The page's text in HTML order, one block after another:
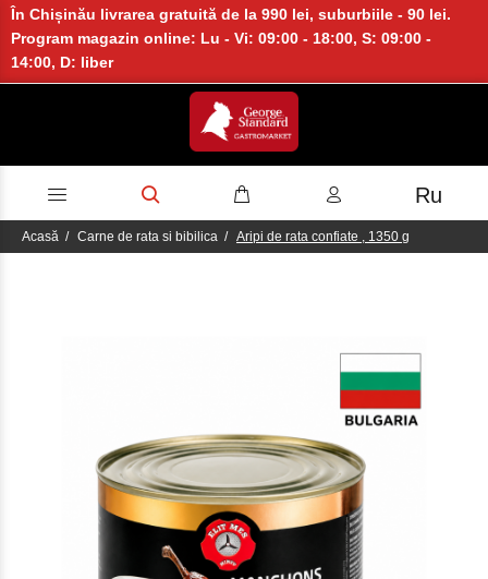
În Chișinău livrarea gratuită de la 990 lei, suburbiile - 90 lei.
Program magazin online: Lu - Vi: 09:00 - 18:00, S: 09:00 -
14:00, D: liber
Ru
Acasă Carne de rata si bibilica Aripi de rata confiate , 1350 g